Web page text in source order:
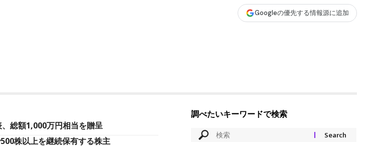
Googleの優先する情報源に追加
総額1,000万円相当を贈呈
株以上を継続保有する株主
調べたいキーワードで検索